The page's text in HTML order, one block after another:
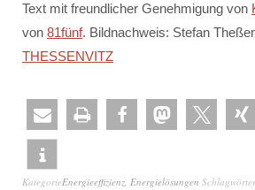
Text mit freundlicher Genehmigung von
von 81fünf. Bildnachweis: Stefan
THESSENVITZ
KategorieEnergieeffizienz, Energielösungen Schlagwörter